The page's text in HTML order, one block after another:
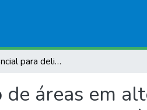
Ação emergencial para delimitação de áreas em alto e muito alto risco a enchentes e movimentos de massa: Bragança, Pará
áreas em